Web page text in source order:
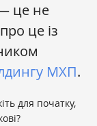
це не
це із
МХП.
для початку,